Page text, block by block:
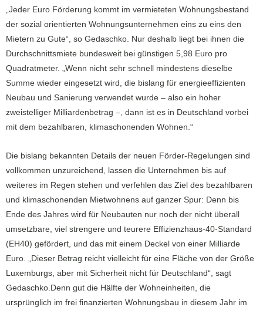
„Jeder Euro Förderung kommt im vermieteten Wohnungsbestand
der sozial orientierten Wohnungsunternehmen eins zu eins den
Mietern zu Gute“, so Gedaschko. Nur deshalb liegt bei ihnen die
Durchschnittsmiete bundesweit bei günstigen 5,98 Euro pro
Quadratmeter. „Wenn nicht sehr schnell mindestens dieselbe
Summe wieder eingesetzt wird, die bislang für energieeffizienten
Neubau und Sanierung verwendet wurde – also ein hoher
zweistelliger Milliardenbetrag –, dann ist es in Deutschland vorbei
mit dem bezahlbaren, klimaschonenden Wohnen.“
Die bislang bekannten Details der neuen Förder-Regelungen sind
vollkommen unzureichend, lassen die Unternehmen bis auf
weiteres im Regen stehen und verfehlen das Ziel des bezahlbaren
und klimaschonenden Mietwohnens auf ganzer Spur: Denn bis
Ende des Jahres wird für Neubauten nur noch der nicht überall
umsetzbare, viel strengere und teurere Effizienzhaus-40-Standard
(EH40) gefördert, und das mit einem Deckel von einer Milliarde
Euro. „Dieser Betrag reicht vielleicht für eine Fläche von der Größe
Luxemburgs, aber mit Sicherheit nicht für Deutschland“, sagt
Gedaschko.Denn gut die Hälfte der Wohneinheiten, die
ursprünglich im frei finanzierten Wohnungsbau in diesem Jahr im